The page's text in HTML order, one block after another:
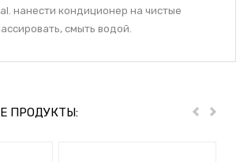
нанести кондиционер на чистые
смыть водой.
ПРОДУКТЫ: Пред